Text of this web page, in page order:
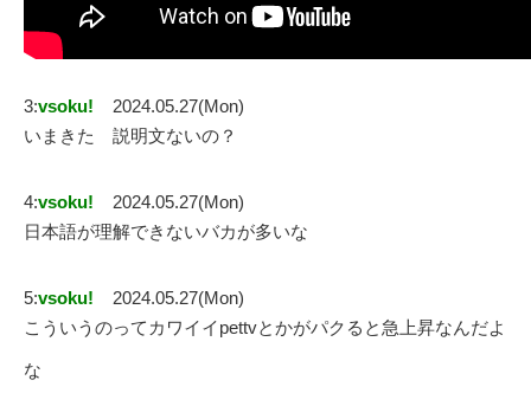
3:vsoku!
2024.05.27(Mon)
いまきた 説明文ないの？
4:vsoku!
2024.05.27(Mon)
日本語が理解できないバカが多いな
5:vsoku!
2024.05.27(Mon)
こういうのってカワイイpettvとかがパクると急上昇なんだよ
な